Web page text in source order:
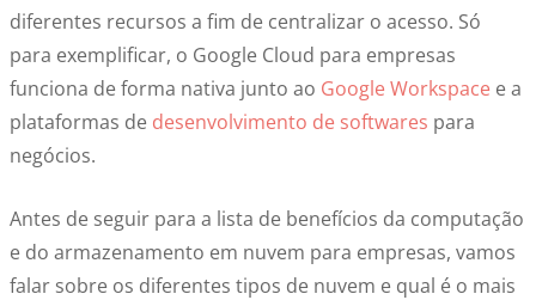
diferentes recursos a fim de centralizar o acesso. Só
para exemplificar, o Google Cloud para empresas
funciona de forma nativa junto ao Google Workspace e a
plataformas de desenvolvimento de softwares para
negócios.
Antes de seguir para a lista de benefícios da computação
e do armazenamento em nuvem para empresas, vamos
falar sobre os diferentes tipos de nuvem e qual é o mais